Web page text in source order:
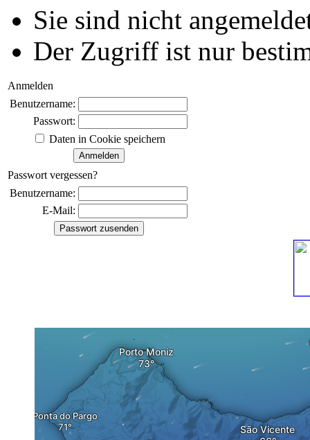
Sie sind nicht
Der Zugriff ist nur
Anmelden
Benutzername:
Passwort:
Daten in Cookie speichern
Passwort vergessen?
Benutzername:
E-Mail: